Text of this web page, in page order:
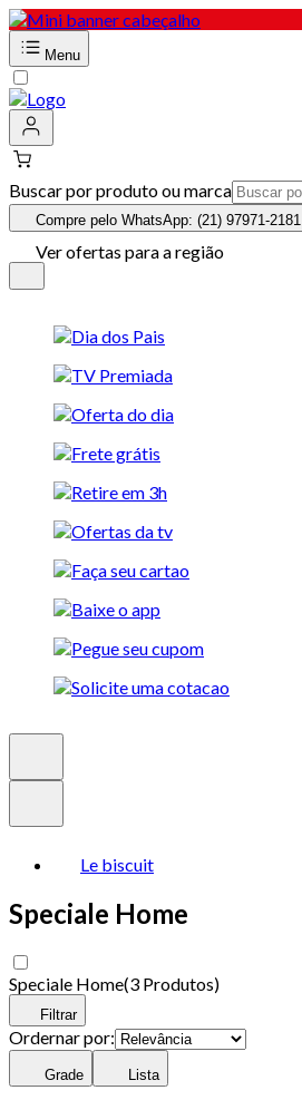
Menu
Buscar por produto ou marca
Compre pelo WhatsApp: (21) 97971-2181
Ver ofertas para a região
Le biscuit
Speciale Home
Speciale Home(3 Produtos)
Filtrar
Ordernar por:
Grade Lista